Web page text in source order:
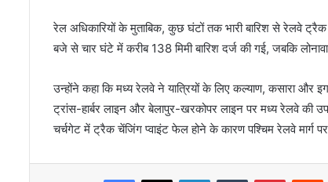
रेल अधिकारियों के मुताबिक, कुछ घंटों तक भारी बारिश से रेलवे
बजे से चार घंटे में करीब 138 मिमी बारिश दर्ज की गई, जबकि
उन्होंने कहा कि मध्य रेलवे ने यात्रियों के लिए कल्याण, कसारा और
ट्रांस-हार्बर लाइन और बेलापुर-खरकोपर लाइन पर मध्य रेलवे की
चर्चगेट में ट्रैक चेंजिंग प्वाइंट फेल होने के कारण पश्चिम रेलवे मार्ग
Facebook
X LinkedInTumblr Pinterest